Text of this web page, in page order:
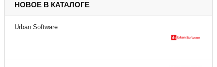
НОВОЕ В КАТАЛОГЕ
Urban Software